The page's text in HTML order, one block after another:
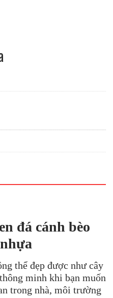
đá cánh bèo
thể đẹp được như cây
minh khi bạn muốn
trong nhà, môi trường